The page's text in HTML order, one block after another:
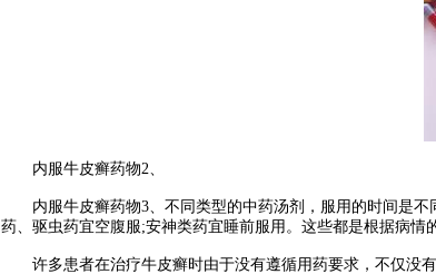
内服牛皮癣药物2、
内服牛皮癣药物3、不同类型的中药汤剂，服用的时间是不
药、驱虫药宜空腹服;安神类药宜睡前服用。这些都是根据病情
许多患者在治疗牛皮癣时由于没有遵循用药要求，不仅没有